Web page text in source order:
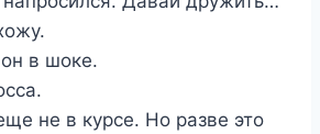
в шоке.
не в курсе. Но разве это